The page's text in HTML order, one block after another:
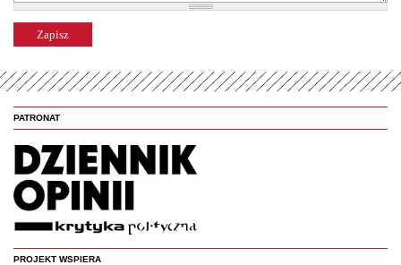
PATRONAT
PROJEKT WSPIERA